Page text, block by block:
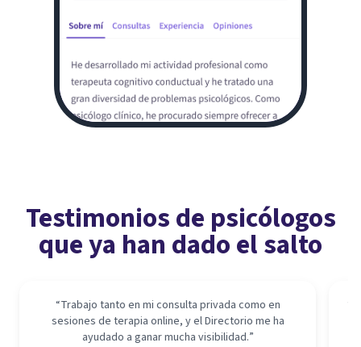
Testimonios de psicólogos
que ya han dado el salto
“Trabajo tanto en mi consulta privada como en
sesiones de terapia online, y el Directorio me ha
ayudado a ganar mucha visibilidad.”